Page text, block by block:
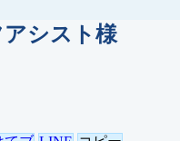
シスト様